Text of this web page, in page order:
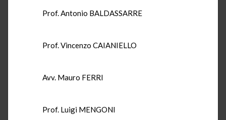
Prof. Antonio BALDASSARRE
Prof. Vincenzo CAIANIELLO
Avv. Mauro FERRI
Prof. Luigi MENGONI